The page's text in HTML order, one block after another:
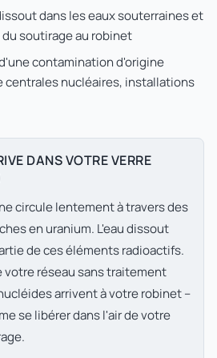
dans les eaux souterraines et
soutirage au robinet
contamination d'origine
nucléaires, installations
DANS VOTRE VERRE
circule lentement à travers des
en uranium. L'eau dissout
de ces éléments radioactifs.
votre réseau sans traitement
arrivent à votre robinet –
se libérer dans l'air de votre